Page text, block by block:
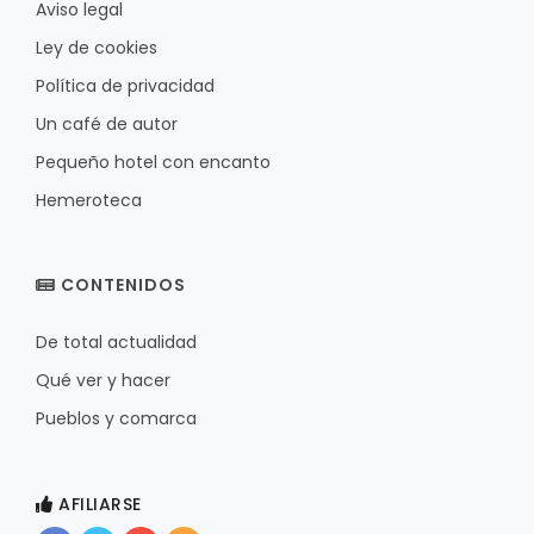
Aviso legal
Ley de cookies
Política de privacidad
Un café de autor
Pequeño hotel con encanto
Hemeroteca
CONTENIDOS
De total actualidad
Qué ver y hacer
Pueblos y comarca
AFILIARSE